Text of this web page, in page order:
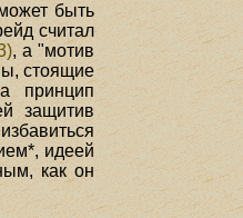
быть
считал
, а "мотив
стоящие
принцип
защитив
идеей
как он